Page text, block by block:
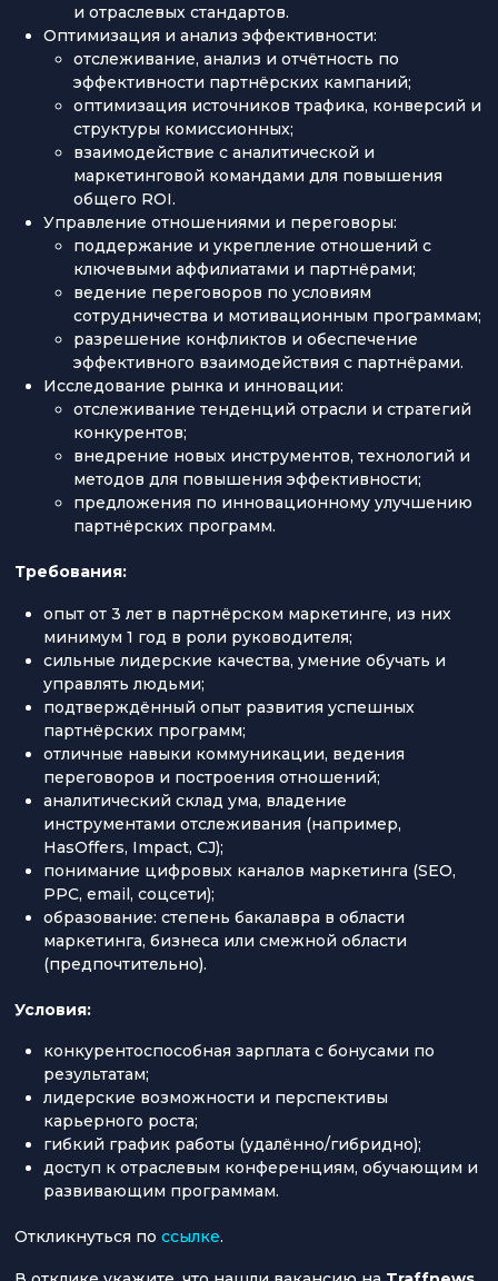
и отраслевых стандартов.
Оптимизация и анализ эффективности:
отслеживание, анализ и отчётность по
эффективности партнёрских кампаний;
оптимизация источников трафика, конверсий и
структуры комиссионных;
взаимодействие с аналитической и
маркетинговой командами для повышения
общего ROI.
Управление отношениями и переговоры:
поддержание и укрепление отношений с
ключевыми аффилиатами и партнёрами;
ведение переговоров по условиям
сотрудничества и мотивационным программам;
разрешение конфликтов и обеспечение
эффективного взаимодействия с партнёрами.
Исследование рынка и инновации:
отслеживание тенденций отрасли и стратегий
конкурентов;
внедрение новых инструментов, технологий и
методов для повышения эффективности;
предложения по инновационному улучшению
партнёрских программ.
Требования:
опыт от 3 лет в партнёрском маркетинге, из них
минимум 1 год в роли руководителя;
сильные лидерские качества, умение обучать и
управлять людьми;
подтверждённый опыт развития успешных
партнёрских программ;
отличные навыки коммуникации, ведения
переговоров и построения отношений;
аналитический склад ума, владение
инструментами отслеживания (например,
HasOffers, Impact, CJ);
понимание цифровых каналов маркетинга (SEO,
PPC, email, соцсети);
образование: степень бакалавра в области
маркетинга, бизнеса или смежной области
(предпочтительно).
Условия:
конкурентоспособная зарплата с бонусами по
результатам;
лидерские возможности и перспективы
карьерного роста;
гибкий график работы (удалённо/гибридно);
доступ к отраслевым конференциям, обучающим и
развивающим программам.
Откликнуться по ссылке.